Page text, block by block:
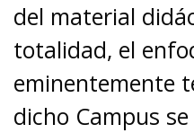
del material
totalidad, el
eminentemente
dicho Campus